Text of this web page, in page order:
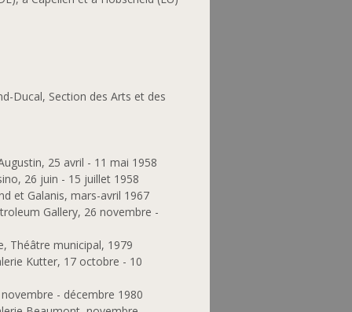
Ducal, Section des Arts et des
25 avril - 11 mai 1958
26 juin - 15 juillet 1958
et Galanis, mars-avril 1967
Gallery, 26 novembre -
Théâtre municipal, 1979
Kutter, 17 octobre - 10
- décembre 1980